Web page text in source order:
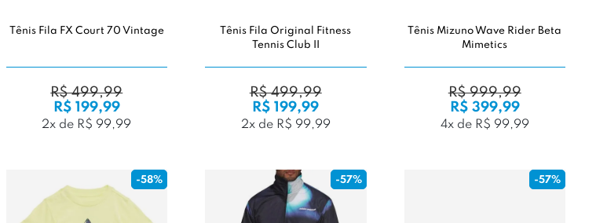
Tênis Fila FX Court 70 Vintage
R$ 499,99
R$ 199,99
2x de R$ 99,99
Tênis Fila Original Fitness
Tennis Club II
R$ 499,99
R$ 199,99
2x de R$ 99,99
Tênis Mizuno Wave Rider Beta
Mimetics
R$ 999,99
R$ 399,99
4x de R$ 99,99
-58% -57% -57%